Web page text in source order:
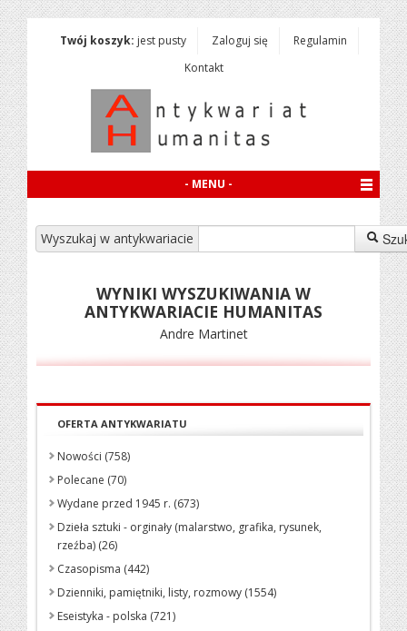
Twój koszyk: jest pusty Zaloguj się
Regulamin
Kontakt
- MENU -
Wyszukaj w antykwariacie
WYNIKI WYSZUKIWANIA W
ANTYKWARIACIE HUMANITAS
Andre Martinet
OFERTA ANTYKWARIATU
Nowości (758)
Polecane (70)
Wydane przed 1945 r. (673)
Dzieła sztuki - orginały (malarstwo, grafika, rysunek,
rzeźba) (26)
Czasopisma (442)
Dzienniki, pamiętniki, listy, rozmowy (1554)
Eseistyka - polska (721)